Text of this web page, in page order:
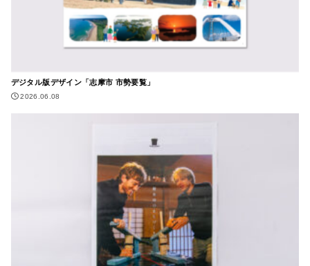
デジタル版デザイン「志摩市 市勢要覧」
2026.06.08